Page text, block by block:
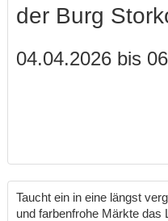
der Burg
04.04.2026 bis
Taucht ein in eine längst
und farbenfrohe Märkte das